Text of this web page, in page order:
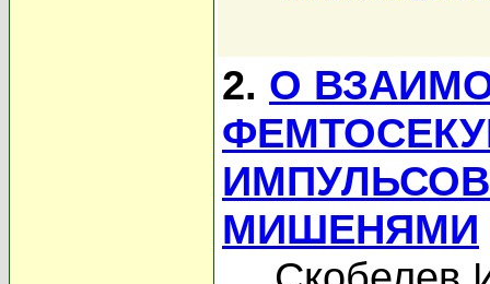
2. О
МИШЕНЯМИ